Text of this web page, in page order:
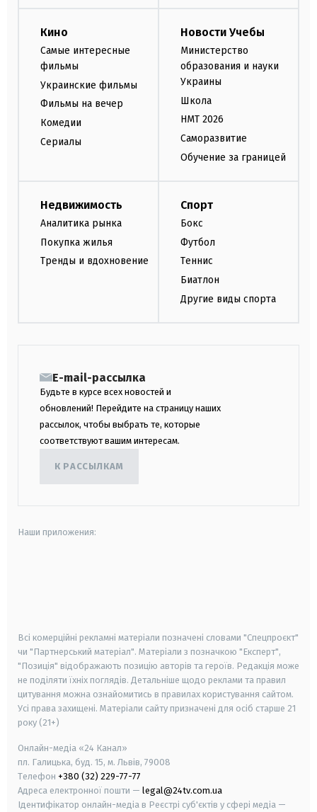
Кино
Самые интересные
фильмы
Украинские фильмы
Фильмы на вечер
Комедии
Сериалы
Новости Учебы
Министерство
образования и науки
Украины
Школа
НМТ 2026
Саморазвитие
Обучение за границей
Недвижимость
Аналитика рынка
Покупка жилья
Тренды и вдохновение
Спорт
Бокс
Футбол
Теннис
Биатлон
Другие виды спорта
E-mail-рассылка
Будьте в курсе всех новостей и
обновлений! Перейдите на страницу наших
рассылок, чтобы выбрать те, которые
соответствуют вашим интересам.
К РАССЫЛКАМ
Наши приложения:
Всі комерційні рекламні матеріали позначені словами "Спецпроєкт"
чи "Партнерський матеріал". Матеріали з позначкою "Експерт",
"Позиція" відображають позицію авторів та героїв. Редакція може
не поділяти їхніх поглядів. Детальніше щодо реклами та правил
цитування можна ознайомитись в правилах користування сайтом.
Усі права захищені. Матеріали сайту призначені для осіб старше 21
року (21+)
Онлайн-медіа «24 Канал»
пл. Галицька, буд. 15, м. Львів, 79008
Телефон +380 (32) 229-77-77
Адреса електронної пошти — legal@24tv.com.ua
Ідентифікатор онлайн-медіа в Реєстрі суб'єктів у сфері медіа —